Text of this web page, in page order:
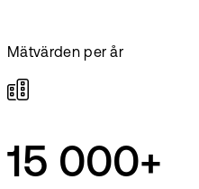
Mätvärden per år
15 000+